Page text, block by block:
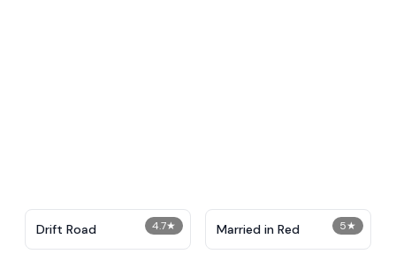
4.7★
Drift Road 5★
Married in Red